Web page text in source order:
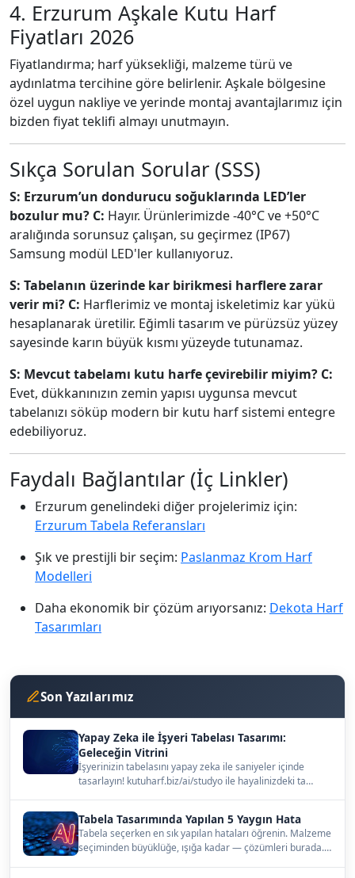
4. Erzurum Aşkale Kutu Harf
Fiyatları 2026
Fiyatlandırma; harf yüksekliği, malzeme türü ve
aydınlatma tercihine göre belirlenir. Aşkale bölgesine
özel uygun nakliye ve yerinde montaj avantajlarımız için
bizden fiyat teklifi almayı unutmayın.
Sıkça Sorulan Sorular (SSS)
S: Erzurum’un dondurucu soğuklarında LED’ler
bozulur mu? C: Hayır. Ürünlerimizde -40°C ve +50°C
aralığında sorunsuz çalışan, su geçirmez (IP67)
Samsung modül LED'ler kullanıyoruz.
S: Tabelanın üzerinde kar birikmesi harflere zarar
verir mi? C: Harflerimiz ve montaj iskeletimiz kar yükü
hesaplanarak üretilir. Eğimli tasarım ve pürüzsüz yüzey
sayesinde karın büyük kısmı yüzeyde tutunamaz.
S: Mevcut tabelamı kutu harfe çevirebilir miyim? C:
Evet, dükkanınızın zemin yapısı uygunsa mevcut
tabelanızı söküp modern bir kutu harf sistemi entegre
edebiliyoruz.
Faydalı Bağlantılar (İç Linkler)
Erzurum genelindeki diğer projelerimiz için:
Erzurum Tabela Referansları
Şık ve prestijli bir seçim: Paslanmaz Krom Harf
Modelleri
Daha ekonomik bir çözüm arıyorsanız: Dekota Harf
Tasarımları
Son Yazılarımız
Yapay Zeka ile İşyeri Tabelası Tasarımı:
Geleceğin Vitrini
İşyerinizin tabelasını yapay zeka ile saniyeler içinde
tasarlayın! kutuharf.biz/ai/studyo ile hayalinizdeki ta…
Tabela Tasarımında Yapılan 5 Yaygın Hata
Tabela seçerken en sık yapılan hataları öğrenin. Malzeme
seçiminden büyüklüğe, ışığa kadar — çözümleri burada.…